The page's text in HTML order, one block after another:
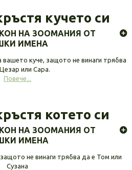
кучето си
НА ЗООМАНИЯ ОТ
ИМЕНА
куче, защото не винаги трябва
или Сара.
Повече...
котето си
НА ЗООМАНИЯ ОТ
ИМЕНА
не винаги трябва да е Том или
Сузана